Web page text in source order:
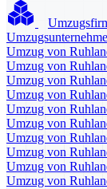
Umzug von
Umzug von
Umzug von
Umzug von
Umzug von
Umzug von
Umzug von
Umzug von
Umzug von
Umzug von